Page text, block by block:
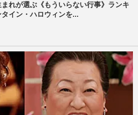
れが選ぶ《もういらない行事》ランキ
イン・ハロウィンを...